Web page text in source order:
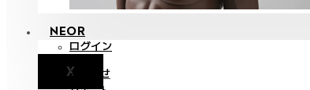
NEOR
ログイン
Xお知らせ